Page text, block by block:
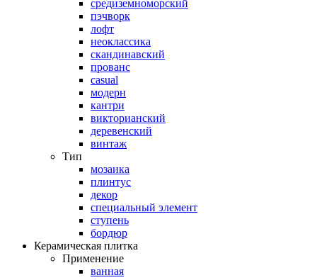
средиземноморский
пэчворк
лофт
неоклассика
скандинавский
прованс
casual
модерн
кантри
викторианский
деревенский
винтаж
Тип
мозаика
плинтус
декор
специальный элемент
ступень
бордюр
Керамическая плитка
Применение
ванная